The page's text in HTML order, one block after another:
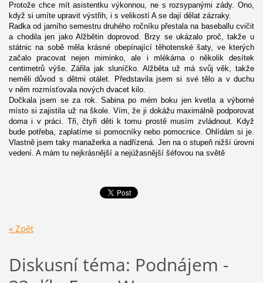
Protože chce mít asistentku výkonnou, ne s rozsypanými zády. Ono,
když si umíte upravit výstřih, i s velikostí A se dají dělat zázraky.
Radka od jarního semestru druhého ročníku přestala na baseballu cvičit
a chodila jen jako Alžbětin doprovod. Brzy se ukázalo proč, takže u
státnic na sobě měla krásné obepínající těhotenské šaty, ve kterých
začalo pracovat nejen miminko, ale i mlékárna o několik desítek
centimetrů výše. Zářila jak sluníčko. Alžběta už má svůj věk, takže
neměli důvod s dětmi otálet. Představila jsem si své tělo a v duchu
v něm rozmísťovala nových dvacet kilo.
Dočkala jsem se za rok. Sabina po mém boku jen kvetla a výborné
místo si zajistila už na škole. Vím, že ji dokážu maximálně podporovat
doma i v práci. Tři, čtyři děti k tomu prostě musím zvládnout. Když
bude potřeba, zaplatíme si pomocníky nebo pomocnice. Ohlídám si je.
Vlastně jsem taky manažerka a nadřízená. Jen na o stupeň nižší úrovni
vedení. A mám tu nejkrásnější a nejúžasnější šéfovou na světě
« Zpět
Diskusní téma: Podnájem -